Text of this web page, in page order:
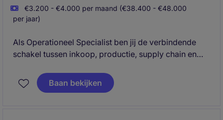
€3.200 - €4.000 per maand (€38.400 - €48.000
per jaar)
Als Operationeel Specialist ben jij de verbindende
schakel tussen inkoop, productie, supply chain en
goederenstromen, houdt overzicht en zorgt ervoor
dat processen soepel verlopen. Met jouw proactieve
Baan bekijken